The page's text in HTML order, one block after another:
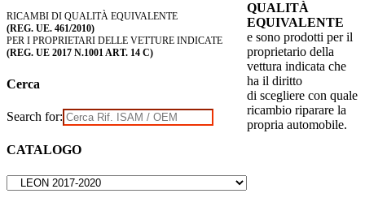
RICAMBI DI QUALITÀ EQUIVALENTE
(REG. UE. 461/2010)
PER I PROPRIETARI DELLE VETTURE INDICATE
(REG. UE 2017 N.1001 ART. 14 C)
Cerca
Search for:
CATALOGO
QUALITÀ
EQUIVALENTE
e sono prodotti per il
proprietario della
vettura indicata che
ha il diritto
di scegliere con quale
ricambio riparare la
propria automobile.